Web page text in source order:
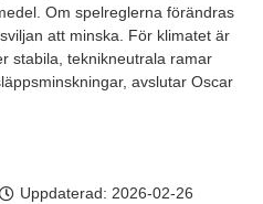
Om spelreglerna förändras
att minska. För klimatet är
stabila, teknikneutrala ramar
avslutar Oscar
Uppdaterad: 2026-02-26